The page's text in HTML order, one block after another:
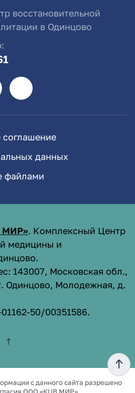
восстановительной
в Одинцово
соглашение
данных
файлами
МИР». Комплексный Центр
медицины и
143007, Московская обл.,
Одинцово, Молодежная, д.
50/00351586.
с данного сайта разрешено